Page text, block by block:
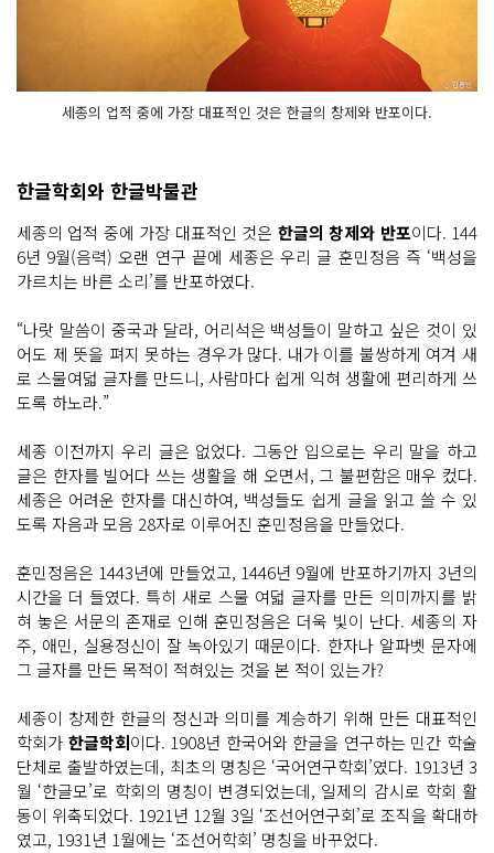
세종의 업적 중에 가장 대표적인 것은 한글의 창제와 반포이다.
한글학회와 한글박물관
세종의 업적 중에 가장 대표적인 것은 한글의 창제와 반포이다. 144
6년 9월(음력) 오랜 연구 끝에 세종은 우리 글 훈민정음 즉 ‘백성을
가르치는 바른 소리’를 반포하였다.
“나랏 말씀이 중국과 달라, 어리석은 백성들이 말하고 싶은 것이 있
어도 제 뜻을 펴지 못하는 경우가 많다. 내가 이를 불쌍하게 여겨 새
로 스물여덟 글자를 만드니, 사람마다 쉽게 익혀 생활에 편리하게 쓰
도록 하노라.”
세종 이전까지 우리 글은 없었다. 그동안 입으로는 우리 말을 하고
글은 한자를 빌어다 쓰는 생활을 해 오면서, 그 불편함은 매우 컸다.
세종은 어려운 한자를 대신하여, 백성들도 쉽게 글을 읽고 쓸 수 있
도록 자음과 모음 28자로 이루어진 훈민정음을 만들었다.
훈민정음은 1443년에 만들었고, 1446년 9월에 반포하기까지 3년의
시간을 더 들였다. 특히 새로 스물 여덟 글자를 만든 의미까지를 밝
혀 놓은 서문의 존재로 인해 훈민정음은 더욱 빛이 난다. 세종의 자
주, 애민, 실용정신이 잘 녹아있기 때문이다. 한자나 알파벳 문자에
그 글자를 만든 목적이 적혀있는 것을 본 적이 있는가?
세종이 창제한 한글의 정신과 의미를 계승하기 위해 만든 대표적인
학회가 한글학회이다. 1908년 한국어와 한글을 연구하는 민간 학술
단체로 출발하였는데, 최초의 명칭은 ‘국어연구학회’였다. 1913년 3
월 ‘한글모’로 학회의 명칭이 변경되었는데, 일제의 감시로 학회 활
동이 위축되었다. 1921년 12월 3일 ‘조선어연구회’로 조직을 확대하
였고, 1931년 1월에는 ‘조선어학회’ 명칭을 바꾸었다.